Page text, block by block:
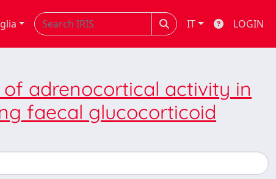
IT LOGIN
adrenocortical activity in
faecal glucocorticoid